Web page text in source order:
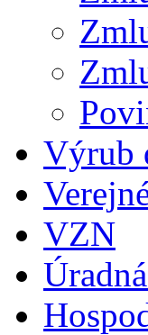
Výrub
VZN